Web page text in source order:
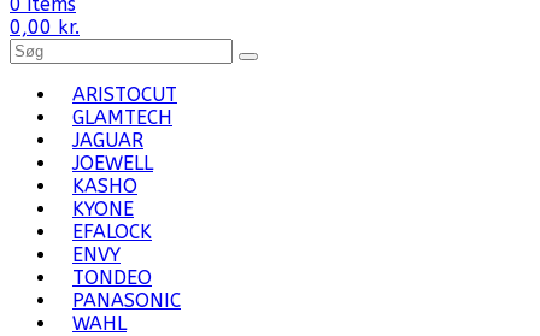
0,00 kr.
Search
for
Products:ARISTOCUT
GLAMTECH
JAGUAR
JOEWELL
KASHO
KYONE
EFALOCK
ENVY
TONDEO
PANASONIC
WAHL